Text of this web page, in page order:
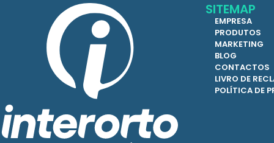
SITEMAP
EMPRESA
PRODUTOS
MARKETING
BLOG
CONTACTOS
LIVRO DE
POLÍTICA DE